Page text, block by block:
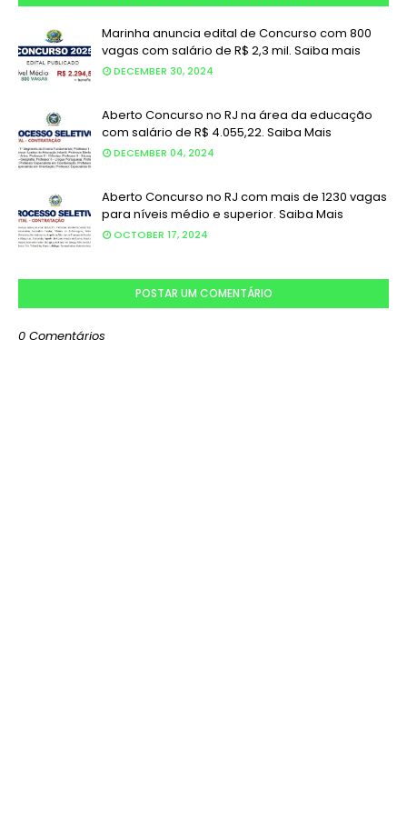
Marinha anuncia edital de Concurso com 800
vagas com salário de R$ 2,3 mil. Saiba mais
DECEMBER 30, 2024
Aberto Concurso no RJ na área da educação
com salário de R$ 4.055,22. Saiba Mais
DECEMBER 04, 2024
Aberto Concurso no RJ com mais de 1230 vagas
para níveis médio e superior. Saiba Mais
OCTOBER 17, 2024
POSTAR UM COMENTÁRIO
0 Comentários